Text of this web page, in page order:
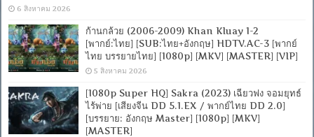
6 สิงหาคม 2026
ก้านกล้วย (2006-2009) Khan Kluay 1-2
[พากย์:ไทย] [SUB:ไทย+อังกฤษ] HDTV.AC-3 [พากย์
ไทย บรรยายไทย] [1080p] [MKV] [MASTER] [VIP]
5 สิงหาคม 2026
[1080p Super HQ] Sakra (2023) เฉียวฟง จอมยุทธ์
ไร้พ่าย [เสียงจีน DD 5.1.EX / พากย์ไทย DD 2.0]
[บรรยาย: อังกฤษ Master] [1080p] [MKV]
[MASTER]